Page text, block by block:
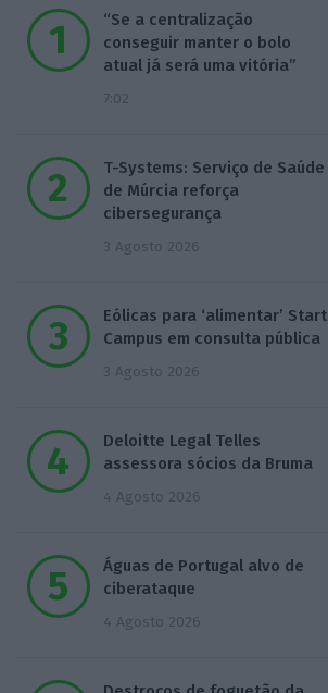
“Se a centralização
conseguir manter o bolo
atual já será uma vitória”
7:02
T-Systems: Serviço de Saúde
de Múrcia reforça
cibersegurança
3 Agosto 2026
Eólicas para ‘alimentar’ Start
Campus em consulta pública
3 Agosto 2026
Deloitte Legal Telles
assessora sócios da Bruma
4 Agosto 2026
Águas de Portugal alvo de
ciberataque
4 Agosto 2026